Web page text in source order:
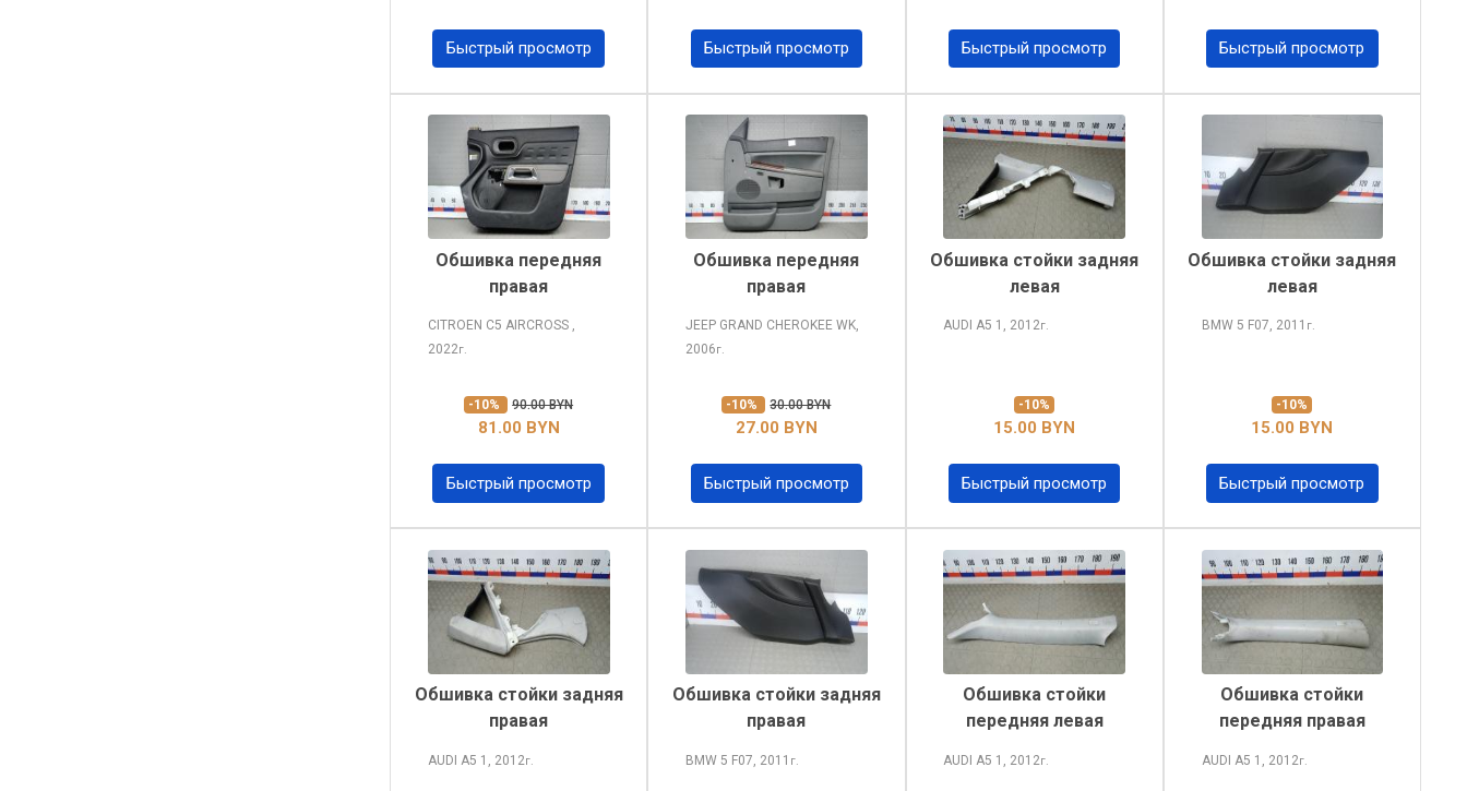
Быстрый просмотр Быстрый просмотр Быстрый просмотр Быстрый просмотр
Обшивка передняя
правая
CITROEN C5 AIRCROSS ,
2022г.
-10% 90.00 BYN
81.00 BYN
Быстрый просмотр
Обшивка передняя
правая
JEEP GRAND CHEROKEE WK,
2006г.
-10% 30.00 BYN
27.00 BYN
Быстрый просмотр
Обшивка стойки задняя
левая
AUDI A5 1, 2012г.
-10%
15.00 BYN
Быстрый просмотр
Обшивка стойки задняя
левая
BMW 5 F07, 2011 г.
-10%
15.00 BYN
Быстрый просмотр
Обшивка стойки задняя
правая
AUDI A5 1, 2012г.
Обшивка стойки задняя
правая
BMW 5 F07, 2011 г.
Обшивка стойки
передняя левая
AUDI A5 1, 2012г.
Обшивка стойки
передняя правая
AUDI A5 1, 2012г.